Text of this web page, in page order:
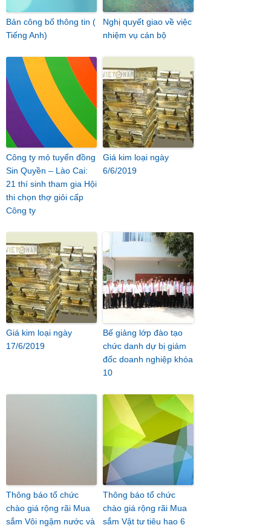
Bản công bố thông tin (
Tiếng Anh)
Nghị quyết giao về việc
nhiệm vụ cán bộ
Công ty mỏ tuyển đồng
Sin Quyền – Lào Cai:
21 thí sinh tham gia Hội
thi chọn thợ giỏi cấp
Công ty
Giá kim loại ngày
6/6/2019
Giá kim loại ngày
17/6/2019
Bế giảng lớp đào tạo
chức danh dự bị giám
đốc doanh nghiệp khóa
10
Thông báo tổ chức
chào giá rộng rãi Mua
sắm Vôi ngậm nước và
Thông báo tổ chức
chào giá rộng rãi Mua
sắm Vật tư tiêu hao 6